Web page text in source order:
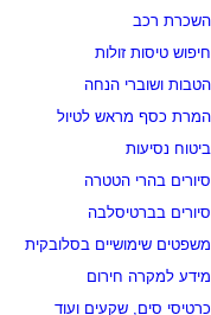
השכרת רכב
חיפוש טיסות זולות
הטבות ושוברי הנחה
המרת כסף מראש לטיול
ביטוח נסיעות
סיורים בהרי הטטרה
סיורים בברטיסלבה
משפטים שימושיים בסלובקית
מידע למקרה חירום
כרטיסי סים, שקעים ועוד